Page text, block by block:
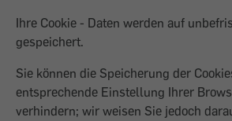
Ihre Cookie - Daten werden auf
gespeichert.
Sie können die Speicherung der
entsprechende Einstellung Ihrer
verhindern; wir weisen Sie jedoch